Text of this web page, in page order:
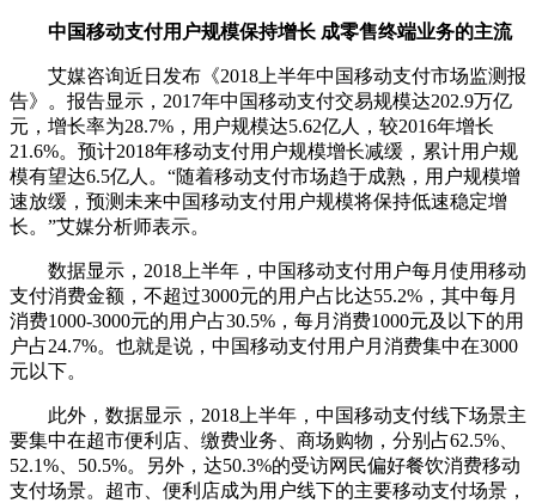
中国移动支付用户规模保持增长 成零售终端业务的主流
艾媒咨询近日发布《2018上半年中国移动支付市场监测报
告》。报告显示，2017年中国移动支付交易规模达202.9万亿
元，增长率为28.7%，用户规模达5.62亿人，较2016年增长
21.6%。预计2018年移动支付用户规模增长减缓，累计用户规
模有望达6.5亿人。“随着移动支付市场趋于成熟，用户规模增
速放缓，预测未来中国移动支付用户规模将保持低速稳定增
长。”艾媒分析师表示。
数据显示，2018上半年，中国移动支付用户每月使用移动
支付消费金额，不超过3000元的用户占比达55.2%，其中每月
消费1000-3000元的用户占30.5%，每月消费1000元及以下的用
户占24.7%。也就是说，中国移动支付用户月消费集中在3000
元以下。
此外，数据显示，2018上半年，中国移动支付线下场景主
要集中在超市便利店、缴费业务、商场购物，分别占62.5%、
52.1%、50.5%。另外，达50.3%的受访网民偏好餐饮消费移动
支付场景。超市、便利店成为用户线下的主要移动支付场景，